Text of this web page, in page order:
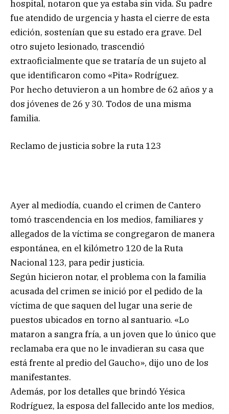
hospital, notaron que ya estaba sin vida. Su padre
fue atendido de urgencia y hasta el cierre de esta
edición, sostenían que su estado era grave. Del
otro sujeto lesionado, trascendió
extraoficialmente que se trataría de un sujeto al
que identificaron como «Pita» Rodríguez.
Por hecho detuvieron a un hombre de 62 años y a
dos jóvenes de 26 y 30. Todos de una misma
familia.
Reclamo de justicia sobre la ruta 123
Ayer al mediodía, cuando el crimen de Cantero
tomó trascendencia en los medios, familiares y
allegados de la víctima se congregaron de manera
espontánea, en el kilómetro 120 de la Ruta
Nacional 123, para pedir justicia.
Según hicieron notar, el problema con la familia
acusada del crimen se inició por el pedido de la
víctima de que saquen del lugar una serie de
puestos ubicados en torno al santuario. «Lo
mataron a sangra fría, a un joven que lo único que
reclamaba era que no le invadieran su casa que
está frente al predio del Gaucho», dijo uno de los
manifestantes.
Además, por los detalles que brindó Yésica
Rodríguez, la esposa del fallecido ante los medios,